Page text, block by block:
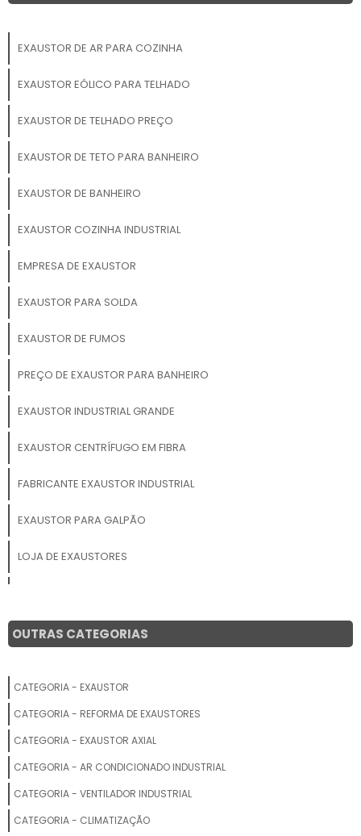
EXAUSTOR DE AR PARA COZINHA
EXAUSTOR EÓLICO PARA TELHADO
EXAUSTOR DE TELHADO PREÇO
EXAUSTOR DE TETO PARA BANHEIRO
EXAUSTOR DE BANHEIRO
EXAUSTOR COZINHA INDUSTRIAL
EMPRESA DE EXAUSTOR
EXAUSTOR PARA SOLDA
EXAUSTOR DE FUMOS
PREÇO DE EXAUSTOR PARA BANHEIRO
EXAUSTOR INDUSTRIAL GRANDE
EXAUSTOR CENTRÍFUGO EM FIBRA
FABRICANTE EXAUSTOR INDUSTRIAL
EXAUSTOR PARA GALPÃO
LOJA DE EXAUSTORES
EXAUSTOR PREÇO
EXAUSTOR EOLICO PARA GALPÃO
EXAUSTOR EÓLICO PREÇO
OUTRAS CATEGORIAS
CATEGORIA - EXAUSTOR
CATEGORIA - REFORMA DE EXAUSTORES
CATEGORIA - EXAUSTOR AXIAL
CATEGORIA - AR CONDICIONADO INDUSTRIAL
CATEGORIA - VENTILADOR INDUSTRIAL
CATEGORIA - CLIMATIZAÇÃO